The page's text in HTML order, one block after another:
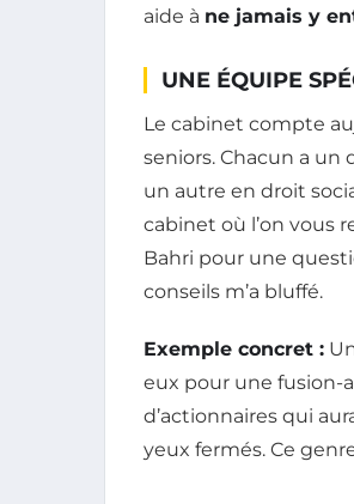
aide à ne jamais y
UNE ÉQUIPE
Le cabinet compte
seniors. Chacun a
un autre en droit
cabinet où l’on vous
Bahri pour une
conseils m’a bluffé.
Exemple concret :
eux pour une fusion-
d’actionnaires qui
yeux fermés. Ce